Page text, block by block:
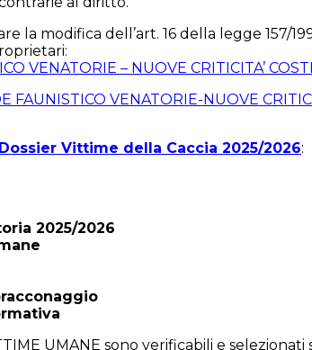
la modifica dell’art. 16 della legge
VENATORIE – NUOVE CRITICITA’
FAUNISTICO VENATORIE-NUOVE
Dossier Vittime della Caccia 2025/2026:
2025/2026
UMANE sono verificabili e